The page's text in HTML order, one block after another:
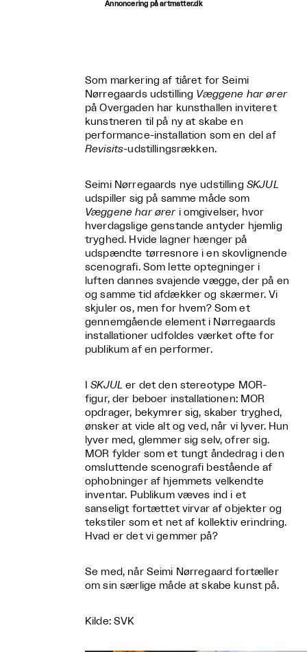
Annoncering på artmatter.dk
Som markering af tiåret for Seimi
Nørregaards udstilling Væggene har ører
på Overgaden har kunsthallen inviteret
kunstneren til på ny at skabe en
performance-installation som en del af
Revisits-udstillingsrækken.
Seimi Nørregaards nye udstilling SKJUL
udspiller sig på samme måde som
Væggene har ører i omgivelser, hvor
hverdagslige genstande antyder hjemlig
tryghed. Hvide lagner hænger på
udspændte tørresnore i en skovlignende
scenografi. Som lette optegninger i
luften dannes svajende vægge, der på en
og samme tid afdækker og skærmer. Vi
skjuler os, men for hvem? Som et
gennemgående element i Nørregaards
installationer udfoldes værket ofte for
publikum af en performer.
ISKJULer det den stereotype MOR-
figur, der beboer installationen: MOR
opdrager, bekymrer sig, skaber tryghed,
ønsker at vide alt og ved, når vi lyver. Hun
lyver med, glemmer sig selv, ofrer sig.
MOR fylder som et tungt åndedrag i den
omsluttende scenografi bestående af
ophobninger af hjemmets velkendte
inventar. Publikum væves ind i et
sanseligt fortættet virvar af objekter og
tekstiler som et net af kollektiv erindring.
Hvad er det vi gemmer på?
Se med, når Seimi Nørregaard fortæller
om sin særlige måde at skabe kunst på.
Kilde: SVK